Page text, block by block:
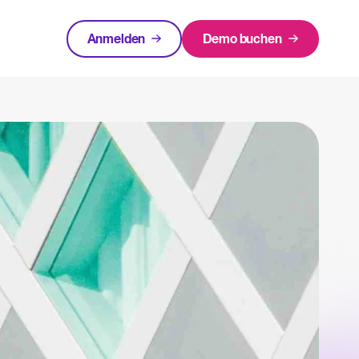
Recruiting per WhatsApp: So
geht's smart
Lesen
Anmelden Demo buchen
rund um Recruiting-Themen.
ist es wichtigt und wie kann ein ATS helfen, eine erfolgreiche Strategie
zu bewerten und zu nutzen.
Login